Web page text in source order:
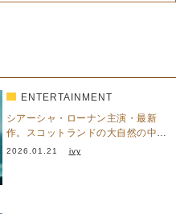
ENTERTAINMENT
シアーシャ・ローナン主演・最新
作。スコットランドの大自然の中、
過去の己と静かに向き合う—『…
2026.01.21 ivy